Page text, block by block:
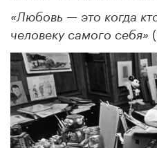
«Любовь — это когда
человеку самого себя»